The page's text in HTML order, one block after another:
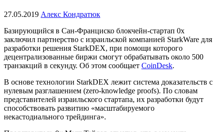
27.05.2019 Алекс Кондратюк
Базирующийся в Сан-Франциско блокчейн-стартап 0x
заключил партнерство с израильской компанией StarkWare для
разработки решения StarkDEX, при помощи которого
децентрализованные биржи смогут обрабатывать около 500
транзакций в секунду. Об этом сообщает CoinDesk.
В основе технологии StarkDEX лежит система доказательств с
нулевым разглашением (zero-knowledge proofs). По словам
представителей израильского стартапа, их разработки будут
способствовать развитию «масштабируемого
некастодиального трейдинга».